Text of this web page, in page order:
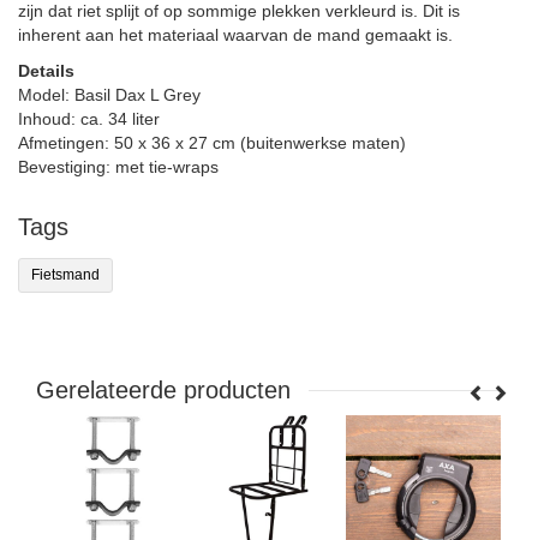
zijn dat riet splijt of op sommige plekken verkleurd is. Dit is
inherent aan het materiaal waarvan de mand gemaakt is.
Details
Model: Basil Dax L Grey
Inhoud: ca. 34 liter
Afmetingen: 50 x 36 x 27 cm (buitenwerkse maten)
Bevestiging: met tie-wraps
Tags
Fietsmand
Gerelateerde producten